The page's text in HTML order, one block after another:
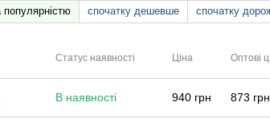
популярністю спочатку дешевше спочатку
Статус наявності Ціна Оптові
В наявності 940 грн 873 грн